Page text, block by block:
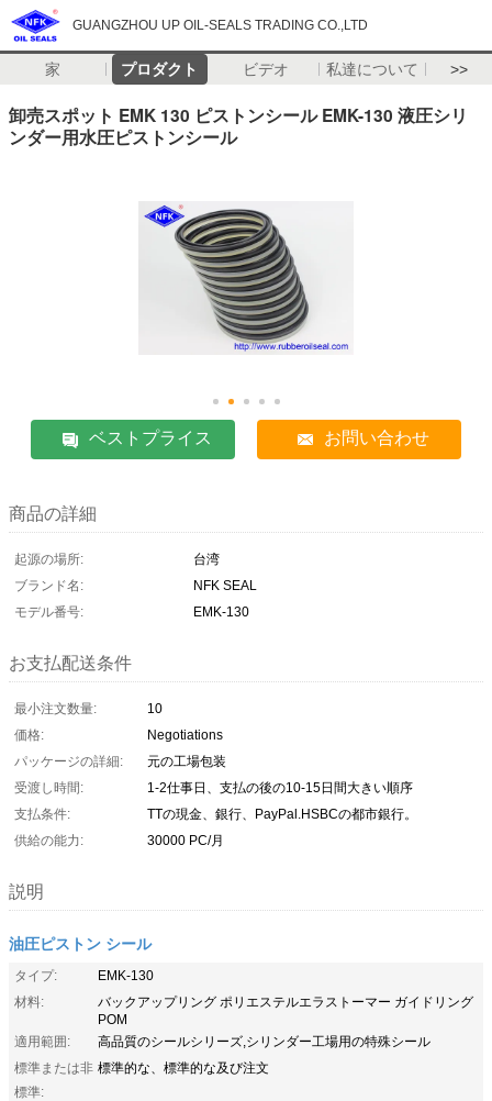
GUANGZHOU UP OIL-SEALS TRADING CO.,LTD
家 プロダクト ビデオ 私達について >>
卸売スポット EMK 130 ピストンシール EMK-130 液圧シリ
ンダー用水圧ピストンシール
ベストプライス お問い合わせ
商品の詳細
起源の場所:
台湾
ブランド名:
NFK SEAL
モデル番号:
EMK-130
お支払配送条件
最小注文数量:
10
価格:
Negotiations
パッケージの詳細:
元の工場包装
受渡し時間:
1-2仕事日、支払の後の10-15日間大きい順序
支払条件:
TTの現金、銀行、PayPal.HSBCの都市銀行。
供給の能力:
30000 PC/月
説明
油圧ピストン シール
タイプ:
EMK-130
材料:
バックアップリング ポリエステルエラストーマー ガイドリング
POM
適用範囲:
高品質のシールシリーズ,シリンダー工場用の特殊シール
標準または非
標準:
標準的な、標準的な及び注文